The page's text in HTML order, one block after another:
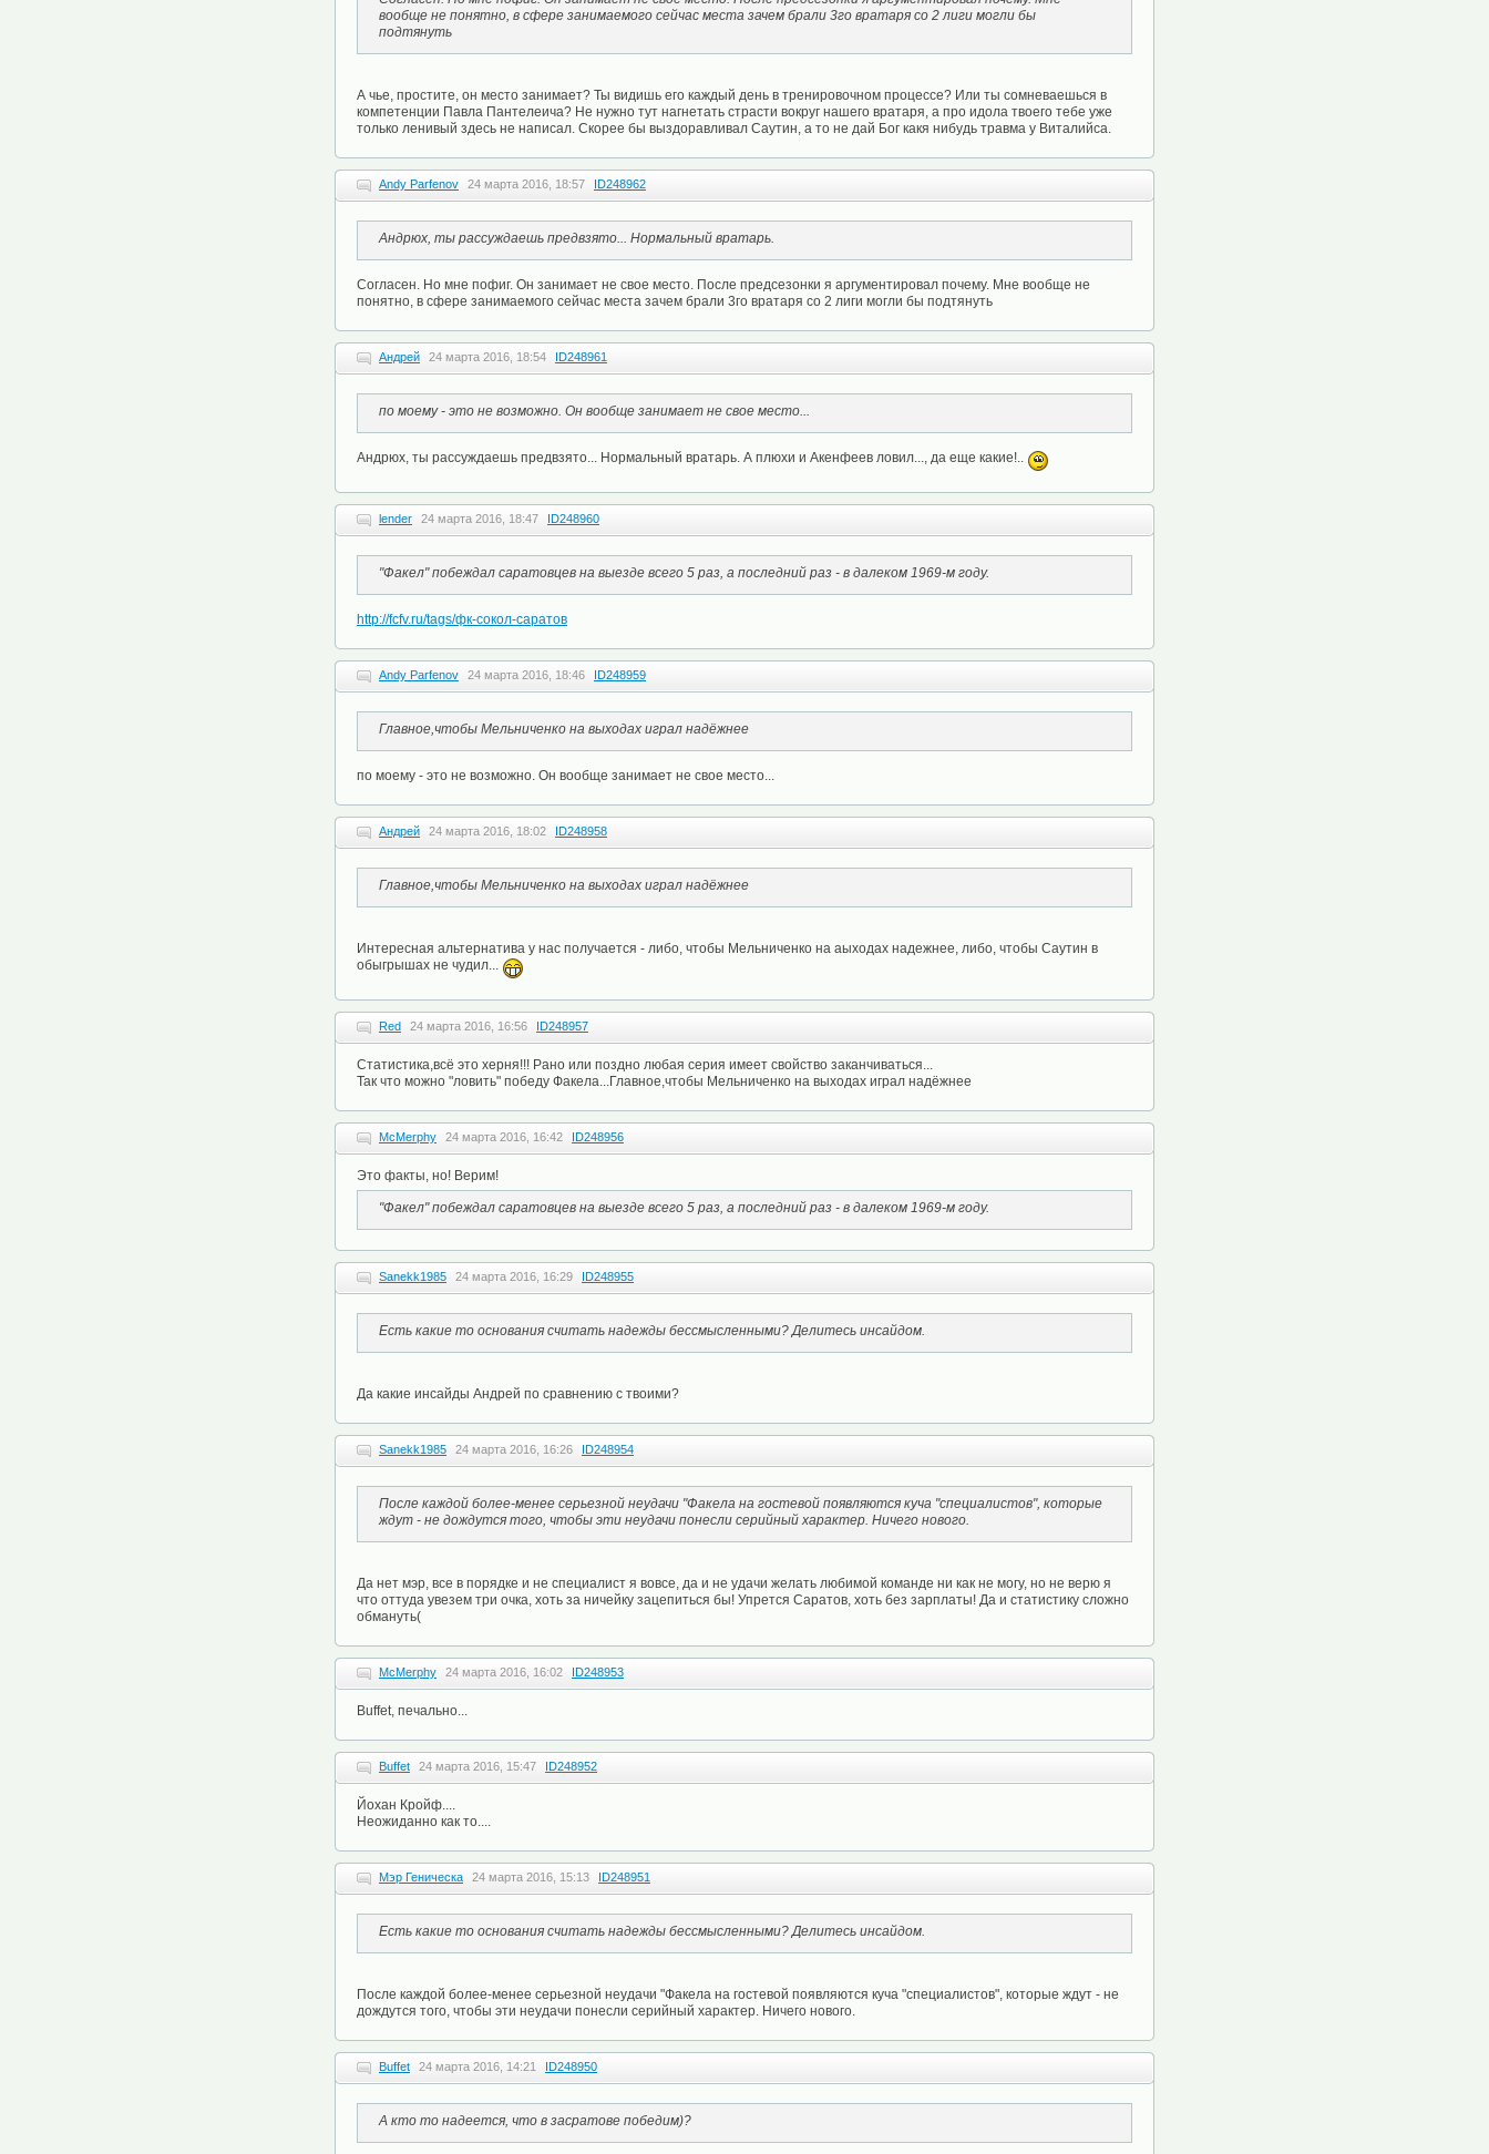
вообще не понятно, в сфере занимаемого сейчас места зачем брали 3го вратаря со 2 лиги могли бы
подтянуть
А чье, простите, он место занимает? Ты видишь его каждый день в тренировочном процессе? Или ты сомневаешься в
компетенции Павла Пантелеича? Не нужно тут нагнетать страсти вокруг нашего вратаря, а про идола твоего тебе уже
только ленивый здесь не написал. Скорее бы выздоравливал Саутин, а то не дай Бог какя нибудь травма у Виталийса.
Andy Parfenov 24 марта 2016, 18:57 ID248962
Андрюх, ты рассуждаешь предвзято... Нормальный вратарь.
Согласен. Но мне пофиг. Он занимает не свое место. После предсезонки я аргументировал почему. Мне вообще не
понятно, в сфере занимаемого сейчас места зачем брали 3го вратаря со 2 лиги могли бы подтянуть
Андрей 24 марта 2016, 18:54 ID248961
по моему - это не возможно. Он вообще занимает не свое место...
Андрюх, ты рассуждаешь предвзято... Нормальный вратарь. А плюхи и Акенфеев ловил..., да еще какие!..
lender 24 марта 2016, 18:47 ID248960
"Факел" побеждал саратовцев на выезде всего 5 раз, а последний раз - в далеком 1969-м году.
http://fcfv.ru/tags/фк-сокол-саратов
Andy Parfenov 24 марта 2016, 18:46 ID248959
Главное,чтобы Мельниченко на выходах играл надёжнее
по моему - это не возможно. Он вообще занимает не свое место...
Андрей 24 марта 2016, 18:02 ID248958
Главное,чтобы Мельниченко на выходах играл надёжнее
Интересная альтернатива у нас получается - либо, чтобы Мельниченко на аыходах надежнее, либо, чтобы Саутин в
обыгрышах не чудил...
Red 24 марта 2016, 16:56 ID248957
Статистика,всё это херня!!! Рано или поздно любая серия имеет свойство заканчиваться...
Так что можно "ловить" победу Факела...Главное,чтобы Мельниченко на выходах играл надёжнее
McMerphy 24 марта 2016, 16:42 ID248956
Это факты, но! Верим!
"Факел" побеждал саратовцев на выезде всего 5 раз, а последний раз - в далеком 1969-м году.
Sanekk1985 24 марта 2016, 16:29 ID248955
Есть какие то основания считать надежды бессмысленными? Делитесь инсайдом.
Да какие инсайды Андрей по сравнению с твоими?
Sanekk1985 24 марта 2016, 16:26 ID248954
После каждой более-менее серьезной неудачи "Факела на гостевой появляются куча "специалистов", которые
ждут - не дождутся того, чтобы эти неудачи понесли серийный характер. Ничего нового.
Да нет мэр, все в порядке и не специалист я вовсе, да и не удачи желать любимой команде ни как не могу, но не верю я
что оттуда увезем три очка, хоть за ничейку зацепиться бы! Упрется Саратов, хоть без зарплаты! Да и статистику сложно
обмануть(
McMerphy 24 марта 2016, 16:02 ID248953
Buffet, печально...
Buffet 24 марта 2016, 15:47 ID248952
Йохан Кройф....
Неожиданно как то....
Мэр Геническа 24 марта 2016, 15:13 ID248951
Есть какие то основания считать надежды бессмысленными? Делитесь инсайдом.
После каждой более-менее серьезной неудачи "Факела на гостевой появляются куча "специалистов", которые ждут - не
дождутся того, чтобы эти неудачи понесли серийный характер. Ничего нового.
Buffet 24 марта 2016, 14:21 ID248950
А кто то надеется, что в засратове победим)?